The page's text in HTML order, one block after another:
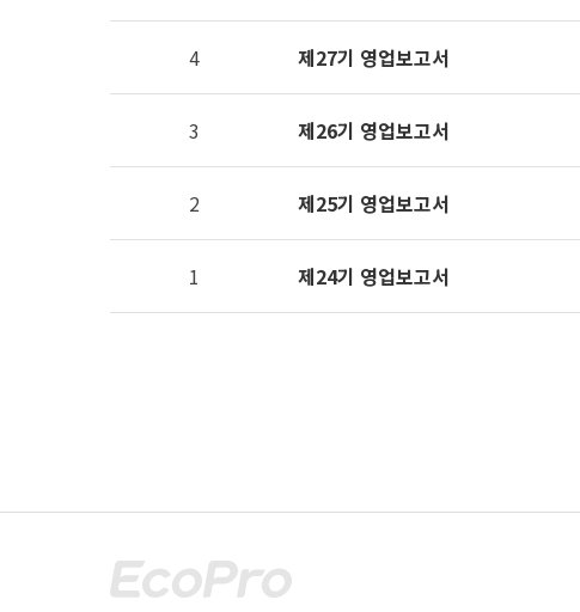
제목,
제공표
4 제27기 영업보고서
3 제26기 영업보고서
2 제25기 영업보고서
1 제24기 영업보고서